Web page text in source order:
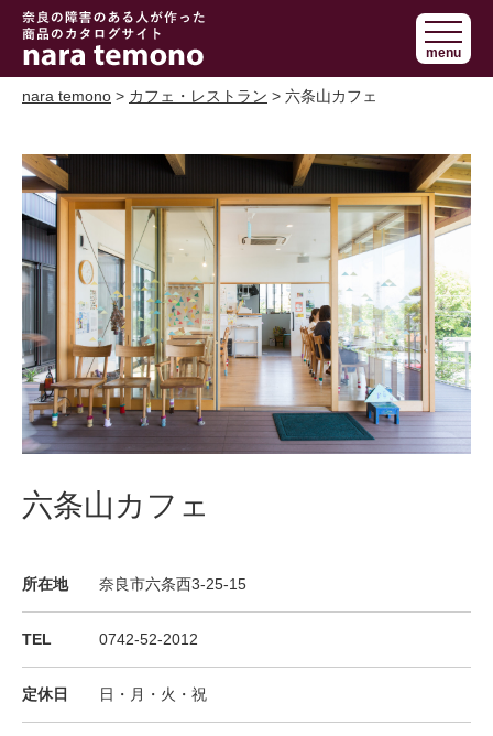
奈良で障害の
ある人の手作
り商品 nara
menu
nara temono > カフェ・レストラン > 六条山カフェ
六条山カフェ
所在地 奈良市六条西3-25-15
TEL 0742-52-2012
定休日 日・月・火・祝